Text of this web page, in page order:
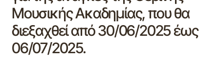
Μουσικής Ακαδημίας, που θα
διεξαχθεί από 30/06/2025 έως
06/07/2025.